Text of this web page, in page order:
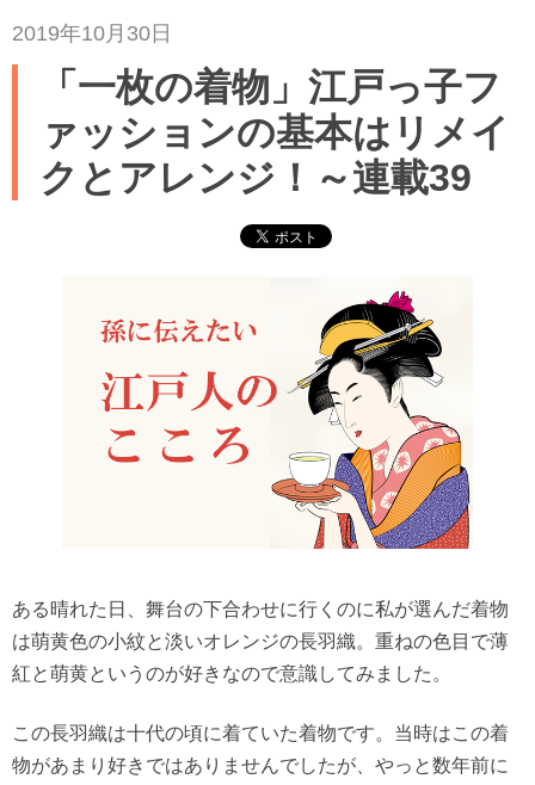
2019年10月30日
「一枚の着物」江戸っ子フ
ァッションの基本はリメイ
クとアレンジ！～連載39
ある晴れた日、舞台の下合わせに行くのに私が選んだ着物
は萌黄色の小紋と淡いオレンジの長羽織。重ねの色目で薄
紅と萌黄というのが好きなので意識してみました。
この長羽織は十代の頃に着ていた着物です。当時はこの着
物があまり好きではありませんでしたが、やっと数年前に